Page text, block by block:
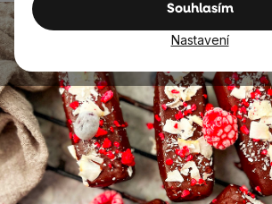
Souhlasím
Nastavení